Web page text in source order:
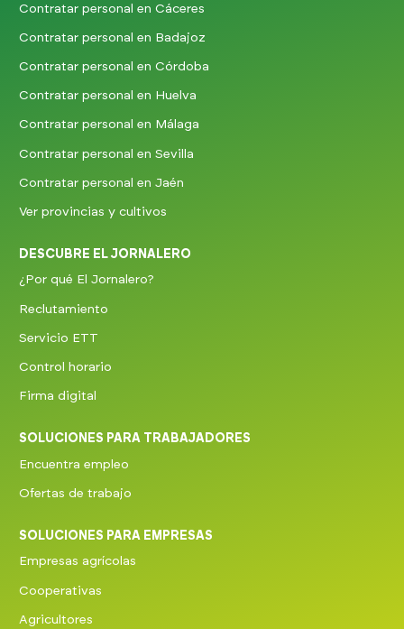
Contratar personal en Cáceres
Contratar personal en Badajoz
Contratar personal en Córdoba
Contratar personal en Huelva
Contratar personal en Málaga
Contratar personal en Sevilla
Contratar personal en Jaén
Ver provincias y cultivos
DESCUBRE EL JORNALERO
¿Por qué El Jornalero?
Reclutamiento
Servicio ETT
Control horario
Firma digital
SOLUCIONES PARA TRABAJADORES
Encuentra empleo
Ofertas de trabajo
SOLUCIONES PARA EMPRESAS
Empresas agrícolas
Cooperativas
Agricultores